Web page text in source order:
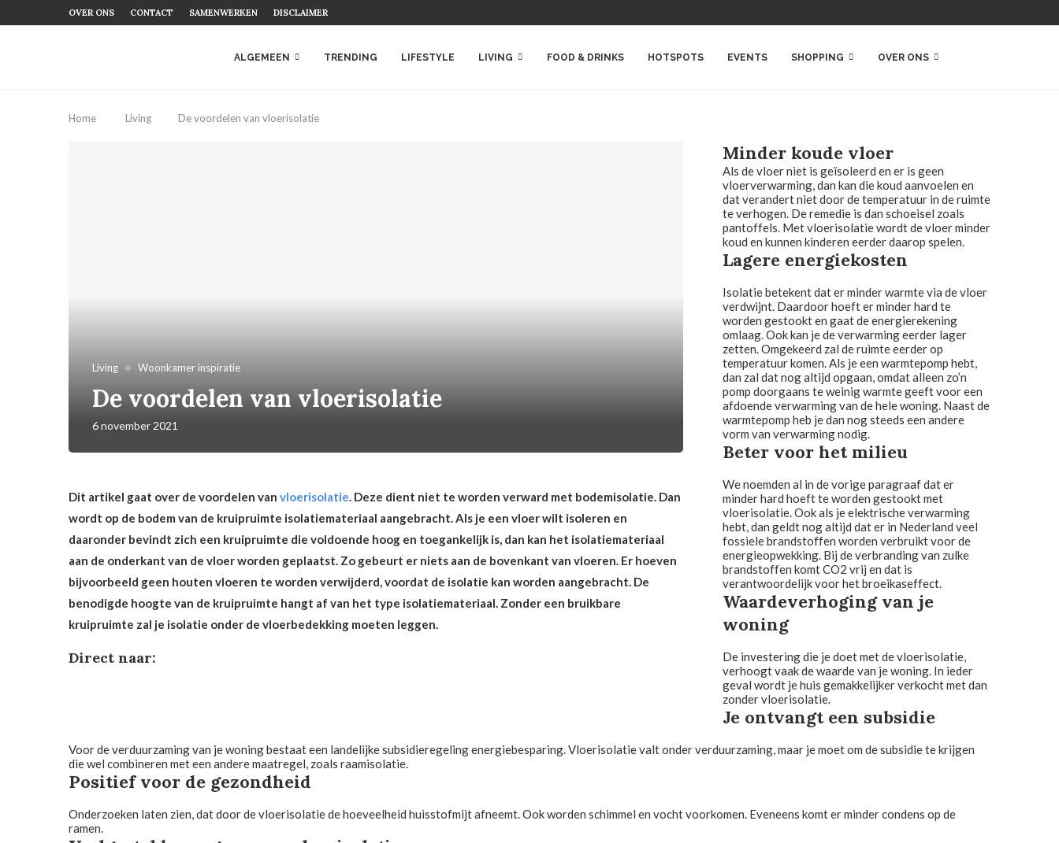
OVER ONS CONTACT SAMENWERKEN DISCLAIMER
ALGEMEEN TRENDING LIFESTYLE LIVING FOOD & DRINKS HOTSPOTS EVENTS SHOPPING OVER ONS
Home Living De voordelen van vloerisolatie
Living Woonkamer inspiratie
De voordelen van vloerisolatie
6 november 2021
Dit artikel gaat over de voordelen van vloerisolatie. Deze dient niet te worden verward met bodemisolatie. Dan
wordt op de bodem van de kruipruimte isolatiemateriaal aangebracht. Als je een vloer wilt isoleren en
daaronder bevindt zich een kruipruimte die voldoende hoog en toegankelijk is, dan kan het isolatiemateriaal
aan de onderkant van de vloer worden geplaatst. Zo gebeurt er niets aan de bovenkant van vloeren. Er hoeven
bijvoorbeeld geen houten vloeren te worden verwijderd, voordat de isolatie kan worden aangebracht. De
benodigde hoogte van de kruipruimte hangt af van het type isolatiemateriaal. Zonder een bruikbare
kruipruimte zal je isolatie onder de vloerbedekking moeten leggen.
Direct naar:
Minder koude vloer
Als de vloer niet is geïsoleerd en er is geen
vloerverwarming, dan kan die koud aanvoelen en
dat verandert niet door de temperatuur in de ruimte
te verhogen. De remedie is dan schoeisel zoals
pantoffels. Met vloerisolatie wordt de vloer minder
koud en kunnen kinderen eerder daarop spelen.
Lagere energiekosten
Isolatie betekent dat er minder warmte via de vloer
verdwijnt. Daardoor hoeft er minder hard te
worden gestookt en gaat de energierekening
omlaag. Ook kan je de verwarming eerder lager
zetten. Omgekeerd zal de ruimte eerder op
temperatuur komen. Als je een warmtepomp hebt,
dan zal dat nog altijd opgaan, omdat alleen zo’n
pomp doorgaans te weinig warmte geeft voor een
afdoende verwarming van de hele woning. Naast de
warmtepomp heb je dan nog steeds een andere
vorm van verwarming nodig.
Beter voor het milieu
We noemden al in de vorige paragraaf dat er
minder hard hoeft te worden gestookt met
vloerisolatie. Ook als je elektrische verwarming
hebt, dan geldt nog altijd dat er in Nederland veel
fossiele brandstoffen worden verbruikt voor de
energieopwekking. Bij de verbranding van zulke
brandstoffen komt CO2 vrij en dat is
verantwoordelijk voor het broeikaseffect.
Waardeverhoging van je
woning
De investering die je doet met de vloerisolatie,
verhoogt vaak de waarde van je woning. In ieder
geval wordt je huis gemakkelijker verkocht met dan
zonder vloerisolatie.
Je ontvangt een subsidie
Voor de verduurzaming van je woning bestaat een landelijke subsidieregeling energiebesparing. Vloerisolatie valt onder verduurzaming, maar je moet om de subsidie te krijgen
die wel combineren met een andere maatregel, zoals raamisolatie.
Positief voor de gezondheid
Onderzoeken laten zien, dat door de vloerisolatie de hoeveelheid huisstofmijt afneemt. Ook worden schimmel en vocht voorkomen. Eveneens komt er minder condens op de
ramen.